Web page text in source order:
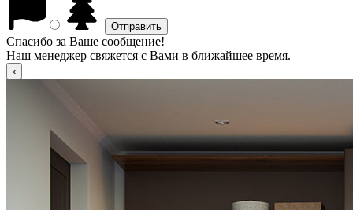
Спасибо за Ваше сообщение!
Наш менеджер свяжется с Вами в ближайшее время.